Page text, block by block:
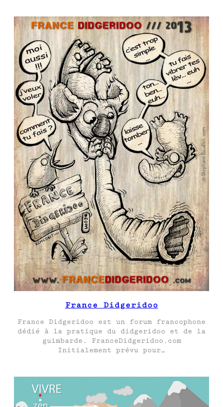
France Didgeridoo
France Didgeridoo est un forum francophone
dédié à la pratique du didgeridoo et de la
guimbarde. FranceDidgeridoo.com
Initialement prévu pour…